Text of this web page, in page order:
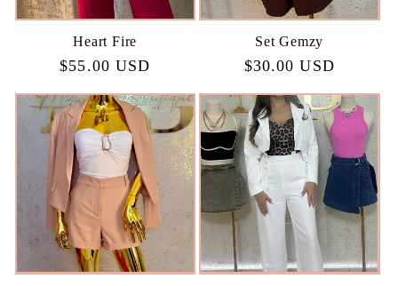
Heart Fire
Regular
$55.00 USD
Set Gemzy
Regular
$30.00 USD